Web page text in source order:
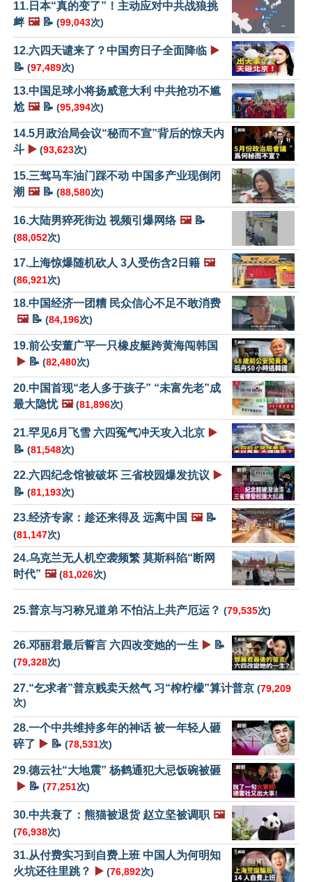
11.日本“真的变了”！主动应对中共战狼挑
衅 🖼️📝 (99,043次)
12.六四天谴来了？中国穷日子全面降临 ▶️
📝 (97,489次)
13.中国足球小将扬威意大利 中共抢功不尴
尬 🖼️📝 (95,394次)
14.5月政治局会议“秘而不宣”背后的惊天内
斗 ▶️ (93,623次)
15.三驾马车油门踩不动 中国多产业现倒闭
潮 🖼️📝 (88,580次)
16.大陆男猝死街边 视频引爆网络 🖼️📝
(88,052次)
17.上海惊爆随机砍人 3人受伤含2日籍 🖼️
(86,921次)
18.中国经济一团糟 民众信心不足不敢消费
🖼️📝 (84,196次)
19.前公安董广平一只橡皮艇跨黄海闯韩国
▶️ 📝 (82,480次)
20.中国首现“老人多于孩子” “未富先老”成
最大隐忧 🖼️ (81,896次)
21.罕见6月飞雪 六四冤气冲天攻入北京 ▶️
📝 (81,548次)
22.六四纪念馆被破坏 三省校园爆发抗议 ▶️
📝 (81,193次)
23.经济专家：趁还来得及 远离中国 🖼️📝
(81,147次)
24.乌克兰无人机空袭频繁 莫斯科陷“断网
时代” 🖼️ (81,026次)
25.普京与习称兄道弟 不怕沾上共产厄运？ (79,535次)
26.邓丽君最后誓言 六四改变她的一生 ▶️ 📝
(79,328次)
27.“乞求者”普京贱卖天然气 习“榨柠檬”算计普京 (79,209
次)
28.一个中共维持多年的神话 被一年轻人砸
碎了 ▶️ 📝 (78,531次)
29.德云社“大地震” 杨鹤通犯大忌饭碗被砸
▶️ 📝 (77,251次)
30.中共衰了：熊猫被退货 赵立坚被调职 🖼️
(76,938次)
31.从付费实习到自费上班 中国人为何明知
火坑还往里跳？
▶️ (76,892次)